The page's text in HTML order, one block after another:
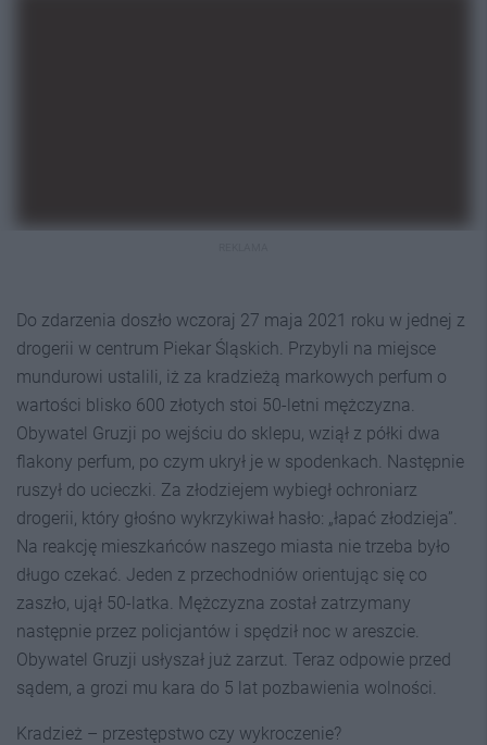
Do zdarzenia doszło wczoraj 27 maja 2021 roku w jednej z
drogerii w centrum Piekar Śląskich. Przybyli na miejsce
mundurowi ustalili, iż za kradzieżą markowych perfum o
wartości blisko 600 złotych stoi 50-letni mężczyzna.
Obywatel Gruzji po wejściu do sklepu, wziął z półki dwa
flakony perfum, po czym ukrył je w spodenkach. Następnie
ruszył do ucieczki. Za złodziejem wybiegł ochroniarz
drogerii, który głośno wykrzykiwał hasło: „łapać złodzieja”.
Na reakcję mieszkańców naszego miasta nie trzeba było
długo czekać. Jeden z przechodniów orientując się co
zaszło, ujął 50-latka. Mężczyzna został zatrzymany
następnie przez policjantów i spędził noc w areszcie.
Obywatel Gruzji usłyszał już zarzut. Teraz odpowie przed
sądem, a grozi mu kara do 5 lat pozbawienia wolności.
Kradzież – przestępstwo czy wykroczenie?